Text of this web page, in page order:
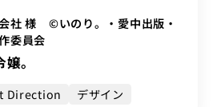
社 様 ©いのり。・愛中出版・
委員会
。
Direction デザイン